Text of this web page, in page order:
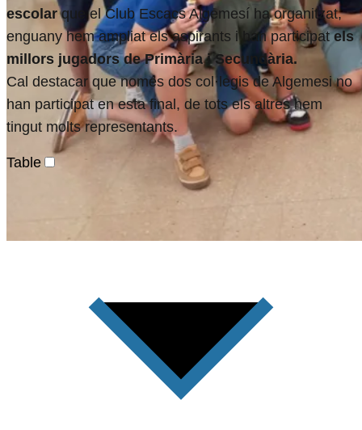
Crònica Final Escolar Algemesí 2024
escolarque el Club Escacs Algemesí ha organitzat,
enguany hem ampliat els aspirants i han participatels
millors jugadors de Primària i Secundària.
Cal destacar que només dos col·legis de Algemesi no
han participat en esta final, de tots els altres hem
tingut molts representants.
Table